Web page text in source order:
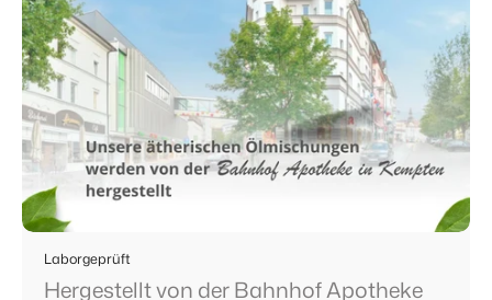
Laborgeprüft
Hergestellt von der Bahnhof Apotheke